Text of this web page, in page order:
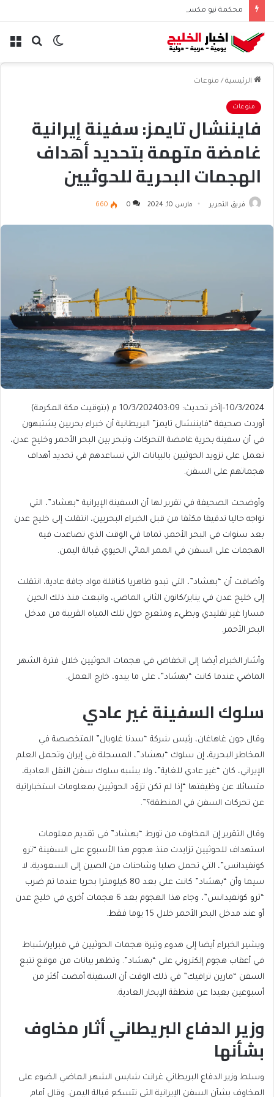
محكمة نيو مكسيكو تغرم ميتا نصف مليار دولار بسبب الأطفال
بحث الوضع
الرئيسية / منوعات
منوعات
فايننشال تايمز: سفينة إيرانية
غامضة متهمة بتحديد أهداف
الهجمات البحرية للحوثيين
فريق التحرير مارس 10, 2024 0
660
10/3/2024
– آخر تحديث: 10/3/2024 03:09 م (بتوقيت مكة المكرمة)
أوردت صحيفة “فايننشال تايمز” البريطانية أن خبراء بحريين يشتبهون
في أن سفينة بحرية غامضة التحركات وتبحر بين البحر الأحمر وخليج عدن،
تعمل على تزويد الحوثيين بالبيانات التي تساعدهم في تحديد أهداف
هجماتهم على السفن.
وأوضحت الصحيفة في تقرير لها أن السفينة الإيرانية “بهشاد”، التي
تواجه حاليا تدقيقا مكثفا من قبل الخبراء البحريين، انتقلت إلى خليج عدن
بعد سنوات في البحر الأحمر، تماما في الوقت الذي تصاعدت فيه
الهجمات على السفن في الممر المائي الحيوي قبالة اليمن.
وأضافت أن “بهشاد”، التي تبدو ظاهريا كناقلة مواد جافة عادية، انتقلت
إلى خليج عدن في يناير/كانون الثاني الماضي، واتبعت منذ ذلك الحين
مسارا غير تقليدي وبطيء ومتعرج حول تلك المياه القريبة من مدخل
البحر الأحمر.
وأشار الخبراء أيضا إلى انخفاض في هجمات الحوثيين خلال فترة الشهر
الماضي عندما كانت “بهشاد”، على ما يبدو، خارج العمل.
سلوك السفينة غير عادي
وقال جون غاهاغان، رئيس شركة “سدنا غلوبال” المتخصصة في
المخاطر البحرية، إن سلوك “بهشاد”، المسجلة في إيران وتحمل العلم
الإيراني، كان “غير عادي للغاية”، ولا يشبه سلوك سفن النقل العادية،
متسائلا عن وظيفتها “إذا لم تكن تزوّد الحوثيين بمعلومات استخباراتية
عن تحركات السفن في المنطقة؟”.
وقال التقرير إن المخاوف من تورط “بهشاد” في تقديم معلومات
استهداف للحوثيين تزايدت منذ هجوم هذا الأسبوع على السفينة “ترو
كونفيدانس”، التي تحمل صلبا وشاحنات من الصين إلى السعودية، لا
سيما وأن “بهشاد” كانت على بعد 80 كيلومترا بحريا عندما تم ضرب
“ترو كونفيدانس”، وجاء هذا الهجوم بعد 6 هجمات أخرى في خليج عدن
أو عند مدخل البحر الأحمر خلال 15 يوما فقط.
ويشير الخبراء أيضا إلى هدوء وتيرة هجمات الحوثيين في فبراير/شباط
في أعقاب هجوم إلكتروني على “بهشاد”. وتظهر بيانات من موقع تتبع
السفن “مارين ترافيك” في ذلك الوقت أن السفينة أمضت أكثر من
أسبوعين بعيدا عن منطقة الإبحار العادية.
وزير الدفاع البريطاني أثار مخاوف
بشأنها
وسلط وزير الدفاع البريطاني غرانت شابس الشهر الماضي الضوء على
المخاوف بشأن السفن الإيرانية التي تتسكع قبالة اليمن. وقال أمام